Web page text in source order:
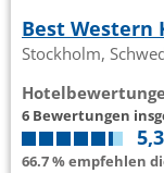
Best Western
Stockholm,
6 Bewertungen
66.7 % empfehlen